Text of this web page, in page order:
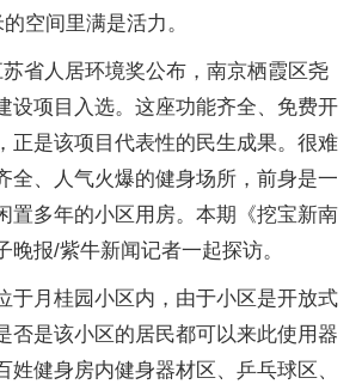
空间里满是活力。
省人居环境奖公布，南京栖霞区尧
设项目入选。这座功能齐全、免费开
正是该项目代表性的民生成果。很难
全、人气火爆的健身场所，前身是一
置多年的小区用房。本期《挖宝新南
晚报/紫牛新闻记者一起探访。
于月桂园小区内，由于小区是开放式
否是该小区的居民都可以来此使用器
姓健身房内健身器材区、乒乓球区、